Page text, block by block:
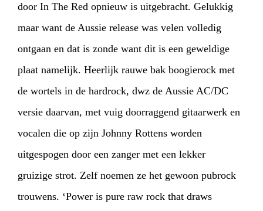
door In The Red opnieuw is uitgebracht. Gelukkig
maar want de Aussie release was velen volledig
ontgaan en dat is zonde want dit is een geweldige
plaat namelijk. Heerlijk rauwe bak boogierock met
de wortels in de hardrock, dwz de Aussie AC/DC
versie daarvan, met vuig doorraggend gitaarwerk en
vocalen die op zijn Johnny Rottens worden
uitgespogen door een zanger met een lekker
gruizige strot. Zelf noemen ze het gewoon pubrock
trouwens. ‘Power is pure raw rock that draws